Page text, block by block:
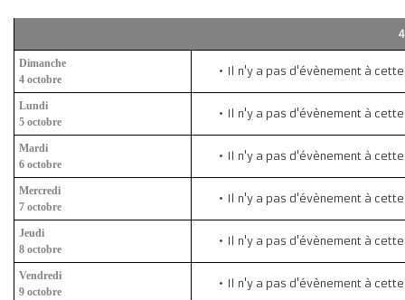
Dimanche
4 octobre
Il n'y a pas d'évènement à
Lundi
5 octobre
Il n'y a pas d'évènement à
Mardi
6 octobre
Il n'y a pas d'évènement à
Mercredi
7 octobre
Il n'y a pas d'évènement à
Jeudi
8 octobre
Il n'y a pas d'évènement à
Vendredi
9 octobre
Il n'y a pas d'évènement à